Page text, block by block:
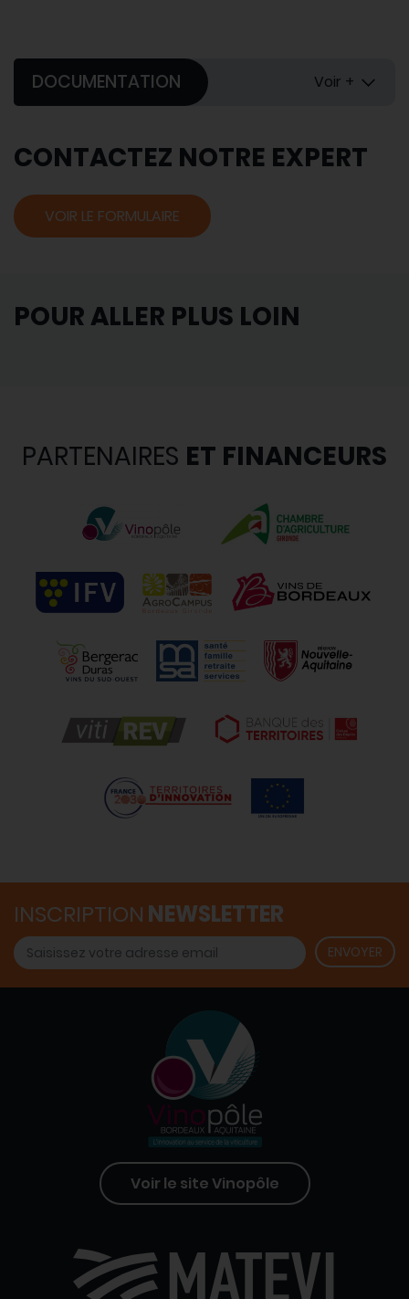
DOCUMENTATION Voir +
CONTACTEZ NOTRE EXPERT
VOIR LE FORMULAIRE
POUR ALLER PLUS LOIN
PARTENAIRES ET FINANCEURS
INSCRIPTION NEWSLETTER
Voir le site Vinopôle